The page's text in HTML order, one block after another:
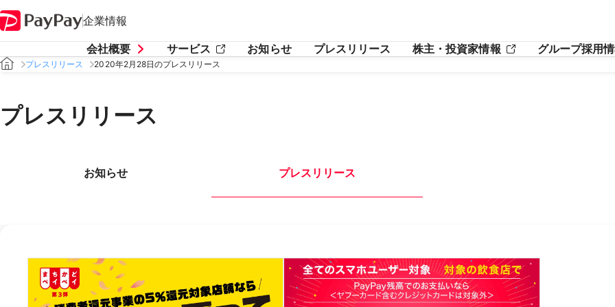
企業情報
会社概要 サービス お知らせ プレスリリース 株主・投資家情報 グループ採用
プレスリリース 2020年2月28日のプレスリリース
プレスリリース
お知らせ プレスリリース